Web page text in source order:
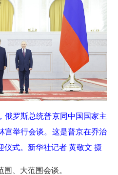
俄罗斯总统普京同中国国家主
宫举行会谈。这是普京在乔治
仪式。新华社记者 黄敬文 摄
、大范围会谈。